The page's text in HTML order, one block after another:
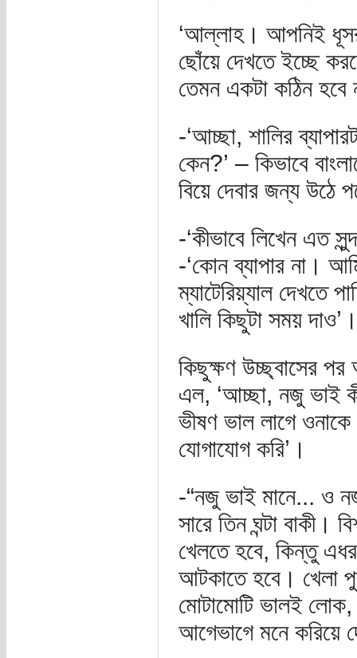
‘আল্লাহ। আপনিই ধূসর
ছোঁয়ে দেখতে ইচ্ছে
তেমন একটা কঠিন হবে
-‘আচ্ছা, শালির
কেন?’ – কিভাবে
বিয়ে দেবার জন্য উঠে
-‘কীভাবে লিখেন এত
-‘কোন ব্যাপার না।
ম্যাটেরিয়্যাল
খালি কিছুটা সময়
কিছুক্ষণ উচ্ছ্বাসের
এল, ‘আচ্ছা, নজু ভাই
ভীষণ ভাল লাগে
যোগাযোগ করি’।
-“নজু ভাই মানে... ও
সারে তিন ঘন্টা বাকী।
খেলতে হবে, কিন্তু
আটকাতে হবে। খেলা
মোটামোটি ভালই লোক,
আগেভাগে মনে করিয়ে